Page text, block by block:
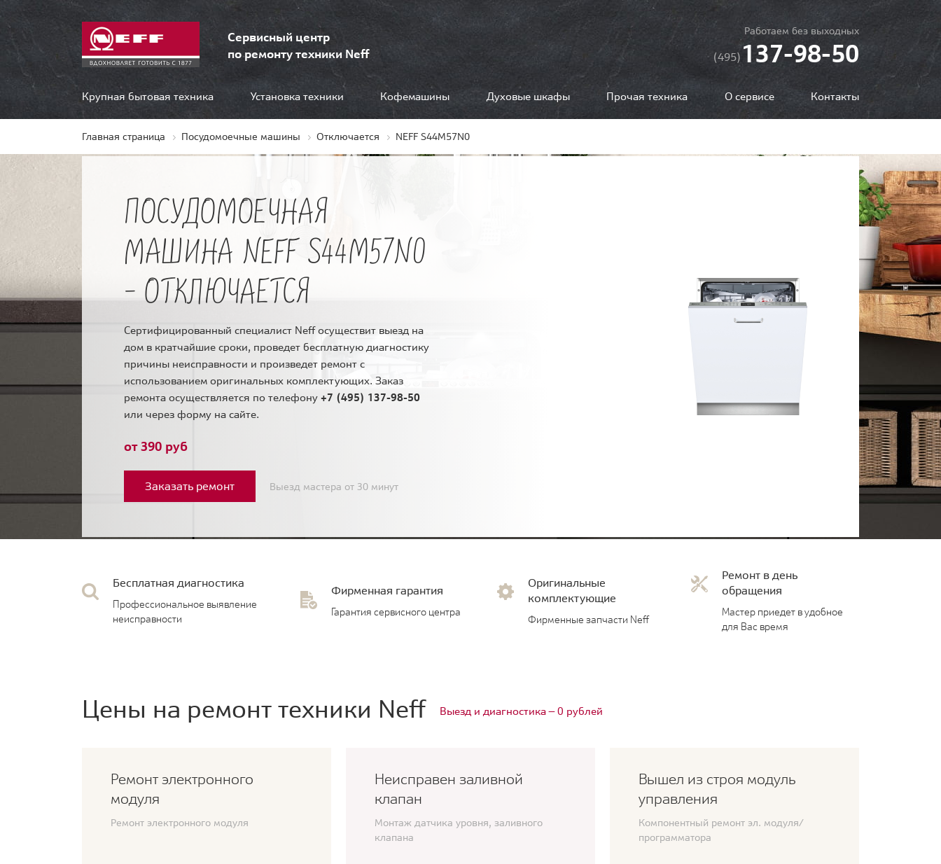
Сервисный центр
по ремонту техники Neff
Работаем без выходных
(495)137-98-50
Крупная бытовая техника Установка техники Кофемашины Духовые шкафы Прочая техника О сервисе Контакты
Главная страница Посудомоечные машины Отключается NEFF S44M57N0
ПОСУДОМОЕЧНАЯ
МАШИНА NEFF S44M57N0
- ОТКЛЮЧАЕТСЯ
Сертифицированный специалист Neff осуществит выезд на
дом в кратчайшие сроки, проведет бесплатную диагностику
причины неисправности и произведет ремонт с
использованием оригинальных комплектующих. Заказ
ремонта осуществляется по телефону +7 (495) 137-98-50
или через форму на сайте.
от 390 руб
Заказать ремонт Выезд мастера от 30 минут
Бесплатная диагностика
Профессиональное выявление
неисправности
Фирменная гарантия
Гарантия сервисного центра
Оригинальные
комплектующие
Фирменные запчасти Neff
Ремонт в день
обращения
Мастер приедет в удобное
для Вас время
Цены на ремонт техники Neff Выезд и диагностика — 0 рублей
Ремонт электронного
модуля
Ремонт электронного модуля
Неисправен заливной
клапан
Монтаж датчика уровня, заливного
клапана
Вышел из строя модуль
управления
Компонентный ремонт эл. модуля/
программатора